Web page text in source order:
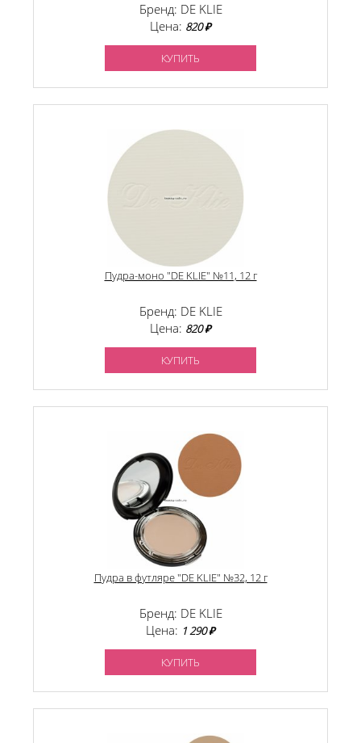
Бренд: DE KLIE
Цена: 820 ₽
КУПИТЬ
Пудра-моно "DE KLIE" №11, 12 г
Бренд: DE KLIE
Цена: 820 ₽
КУПИТЬ
Пудра в футляре "DE KLIE" №32, 12 г
Бренд: DE KLIE
Цена: 1 290 ₽
КУПИТЬ